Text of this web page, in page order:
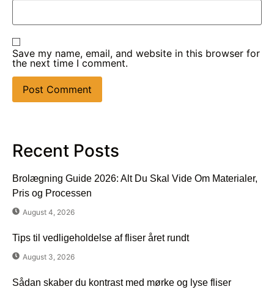
Save my name, email, and website in this browser for
the next time I comment.
Recent Posts
Brolægning Guide 2026: Alt Du Skal Vide Om Materialer,
Pris og Processen
August 4, 2026
Tips til vedligeholdelse af fliser året rundt
August 3, 2026
Sådan skaber du kontrast med mørke og lyse fliser